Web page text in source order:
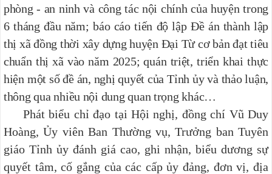
phòng - an ninh và công tác nội chính của huyện trong
6 tháng đầu năm; báo cáo tiến độ lập Đề án thành lập
thị xã đồng thời xây dựng huyện Đại Từ cơ bản đạt tiêu
chuẩn thị xã vào năm 2025; quán triệt, triển khai thực
hiện một số đề án, nghị quyết của Tỉnh ủy và thảo luận,
thông qua nhiều nội dung quan trọng khác…
Phát biểu chỉ đạo tại Hội nghị, đồng chí Vũ Duy
Hoàng, Ủy viên Ban Thường vụ, Trưởng ban Tuyên
giáo Tỉnh ủy đánh giá cao, ghi nhận, biểu dương sự
quyết tâm, cố gắng của các cấp ủy đảng, đơn vị, địa